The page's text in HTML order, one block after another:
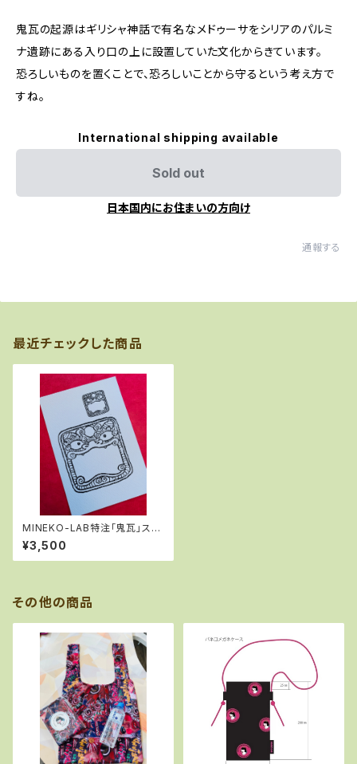
鬼瓦の起源はギリシャ神話で有名なメドゥーサをシリアのパルミ
ナ遺跡にある入り口の上に設置していた文化からきています。
恐ろしいものを置くことで、恐ろしいことから守るという考え方で
すね。
International shipping available
Sold out
日本国内にお住まいの方向け
通報する
最近チェックした商品
MINEKO-LAB特注「鬼瓦」スタ
ンプ 小
¥3,500
その他の商品